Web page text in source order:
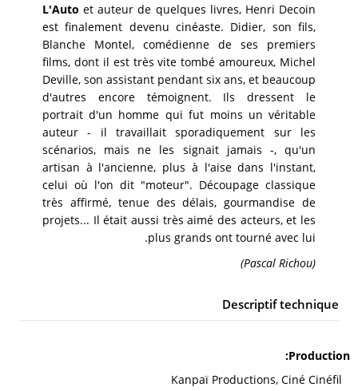
L'Autoet auteur de quelques livres, Henri Decoin
est finalement devenu cinéaste. Didier, son fils,
Blanche Montel, comédienne de ses premiers
films, dont il est très vite tombé amoureux, Michel
Deville, son assistant pendant six ans, et beaucoup
d'autres encore témoignent. Ils dressent le
portrait d'un homme qui fut moins un véritable
auteur - il travaillait sporadiquement sur les
scénarios, mais ne les signait jamais -, qu'un
artisan à l'ancienne, plus à l'aise dans l'instant,
celui où l'on dit "moteur". Découpage classique
très affirmé, tenue des délais, gourmandise de
projets... Il était aussi très aimé des acteurs, et les
plus grands ont tourné avec lui.
(Pascal Richou)
Descriptif technique
Production
Kanpaï Productions, Ciné Cinéfil